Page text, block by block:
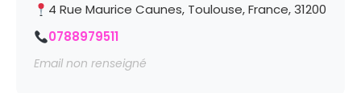
4 Rue Maurice Caunes, Toulouse, France, 31200
0788979511
Email non renseigné